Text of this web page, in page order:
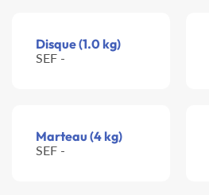
Disque (1.0 kg)
SEF -
Marteau (4 kg)
SEF -